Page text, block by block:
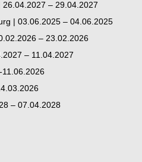
– 29.04.2027
| 03.06.2025 – 04.06.2025
– 23.02.2026
– 11.04.2027
– 07.04.2028